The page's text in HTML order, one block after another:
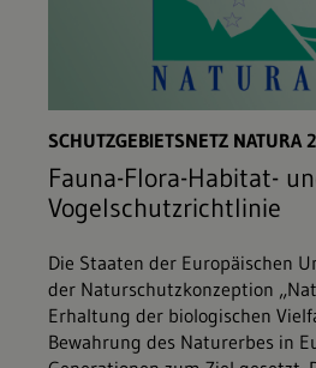
SCHUTZGEBIETSNETZ NATURA
Fauna-Flora-Habitat-
Vogelschutzrichtlinie
Die Staaten der Europäischen
der Naturschutzkonzeption
Erhaltung der biologischen
Bewahrung des Naturerbes in